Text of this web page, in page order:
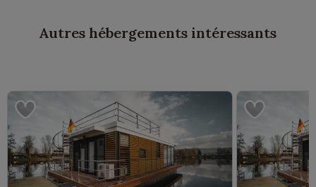
Autres hébergements intéressants